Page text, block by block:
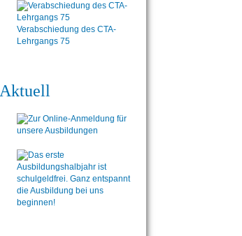
Verabschiedung des CTA-
Lehrgangs 75
Aktuell